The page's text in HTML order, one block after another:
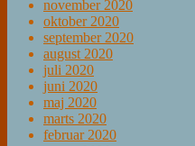
november 2020
oktober 2020
september 2020
august 2020
juli 2020
juni 2020
maj 2020
marts 2020
februar 2020